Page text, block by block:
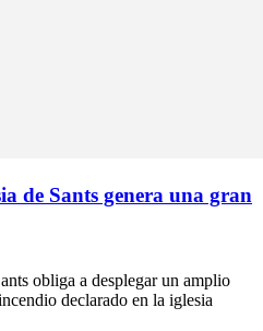
de Sants genera una gran
obliga a desplegar un amplio
declarado en la iglesia